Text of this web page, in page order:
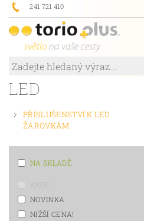
241 721 410
LED
PŘÍSLUŠENSTVÍ K LED
ŽÁROVKÁM
NA SKLADĚ
NOVINKA
NIŽŠÍ CENA!